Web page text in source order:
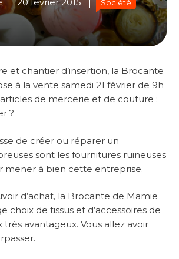
20 février 2015 Société
et chantier d’insertion, la Brocante
à la vente samedi 21 février de 9h
de mercerie et de couture :
?
de créer ou réparer un
sont les fournitures ruineuses
mener à bien cette entreprise.
d’achat, la Brocante de Mamie
choix de tissus et d’accessoires de
très avantageux. Vous allez avoir